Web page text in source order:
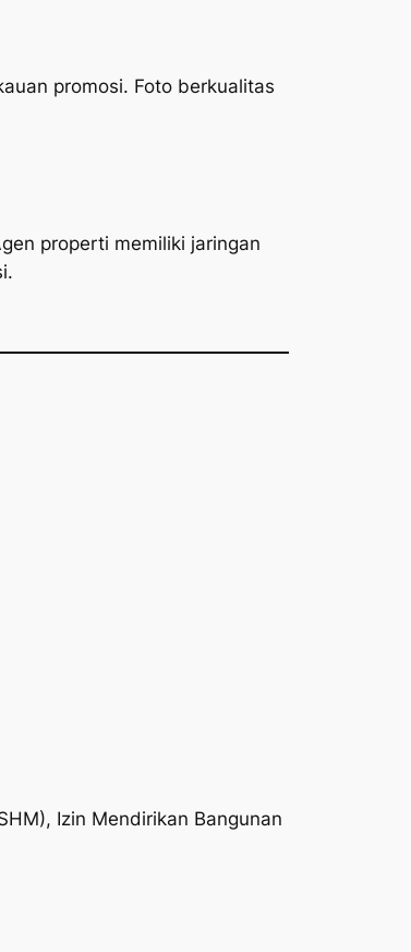
promosi. Foto berkualitas
properti memiliki jaringan
Izin Mendirikan Bangunan